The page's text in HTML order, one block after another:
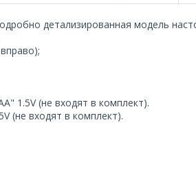
детализированная модель
1.5V (не входят в комплект).
(не входят в комплект).